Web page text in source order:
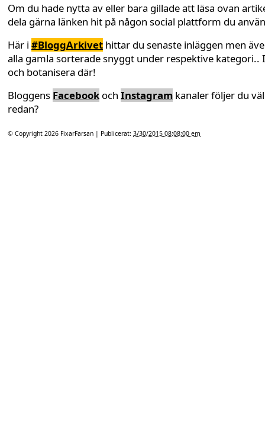
Om du hade nytta av eller bara gillade att läsa ovan
dela gärna länken hit på någon social plattform du
Här i #BloggArkivet hittar du senaste inläggen men
alla gamla sorterade snyggt under respektive kategori..
och botanisera där!
Bloggens Facebookoch Instagram kanaler följer du väl
redan?
© Copyright 2026 FixarFarsan | Publicerat: 3/30/2015 08:08:00 em